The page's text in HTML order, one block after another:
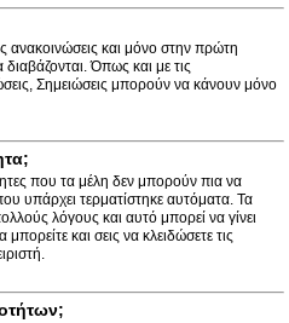
ανακοινώσεις και μόνο στην πρώτη
διαβάζονται. Όπως και με τις
Σημειώσεις μπορούν να κάνουν μόνο
που τα μέλη δεν μπορούν πια να
υπάρχει τερματίστηκε αυτόματα. Τα
λόγους και αυτό μπορεί να γίνει
και σεις να κλειδώσετε τις